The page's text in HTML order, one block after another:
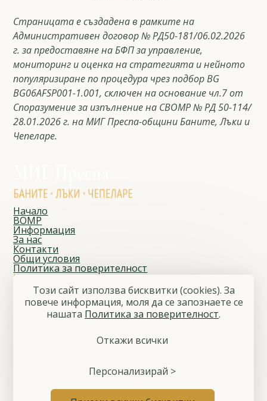
Страницата е създадена в рамките на
Административен договор № РД50-181/06.02.2026
г. за предоставяне на БФП за управление,
мониторинг и оценка на стратегията и нейното
популяризиране по процедура чрез подбор BG
BG06AFSP001-1.001, сключен на основание чл.7 от
Споразумение за изпълнение на СВОМР № РД 50-114/
28.01.2026 г. на МИГ Преспа-общини Баните, Лъки и
Чепеларе.
Начало
ВОМР
Информация
За нас
Контакти
Общи условия
Политика за поверителност
Контакти
Адрес
Чепеларе, ул. „Йордан Данчев“ № 1
E-mail
migprespa@gmail.com
Управление на бисквитките
Този сайт използва бисквитки (cookies). За
повече информация, моля да се запознаете се
нашaтa Политика за поверителност.
Откажи всички
Персонализирай >